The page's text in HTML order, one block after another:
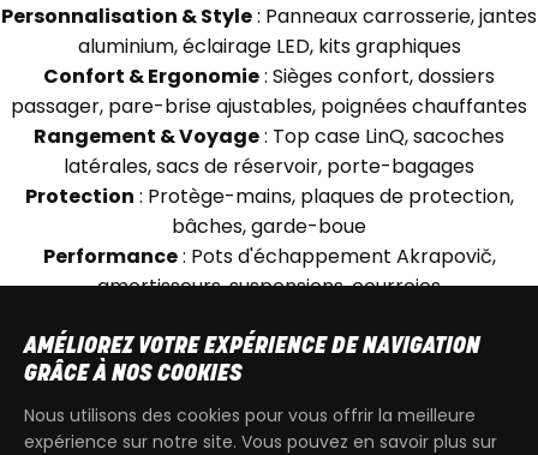
Personnalisation & Style: Panneaux carrosserie, jantes
aluminium, éclairage LED, kits graphiques
Confort & Ergonomie: Sièges confort, dossiers
passager, pare-brise ajustables, poignées chauffantes
Rangement & Voyage: Top case LinQ, sacoches
latérales, sacs de réservoir, porte-bagages
Protection : Protège-mains, plaques de protection,
bâches, garde-boue
Performance: Pots d'échappement Akrapovič,
amortisseurs, suspensions, courroies
vestes CE, gants, systèmes de communication Vibe
ACHAT SIMPLE ET SÉCURISÉ
AMÉLIOREZ VOTRE EXPÉRIENCE DE NAVIGATION
GRÂCE À NOS COOKIES
Nous utilisons des cookies pour vous offrir la meilleure
expérience sur notre site. Vous pouvez en savoir plus sur